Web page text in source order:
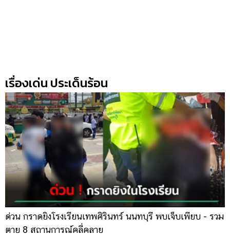
เรื่องเด่น ประเด็นร้อน
ด่วน กราดยิงโรงเรียนเทพศิรินทร์ นนทบุรี พบเจ็บเพียบ - รวม
ตาย 8 สถานการณ์คลี่คลาย